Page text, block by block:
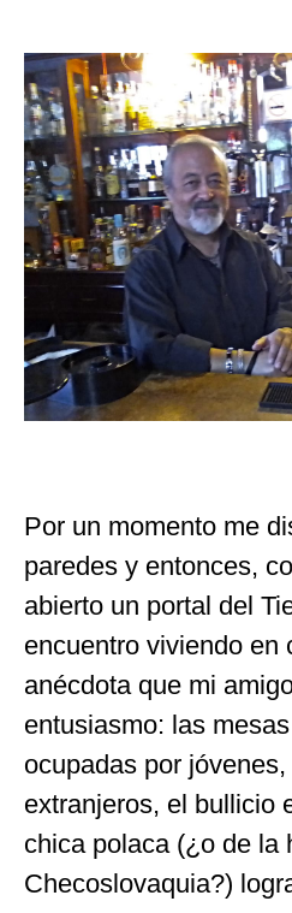
Por un momento me
paredes y entonces,
abierto un portal del
encuentro viviendo en
anécdota que mi
entusiasmo: las
ocupadas por
extranjeros, el bullicio
chica polaca (¿o de la
Checoslovaquia?)